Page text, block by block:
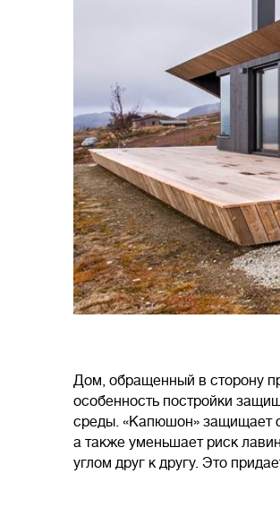
Дом, обращенный в сторону
особенность постройки
среды. «Капюшон» защищает
а также уменьшает риск
углом друг к другу. Это